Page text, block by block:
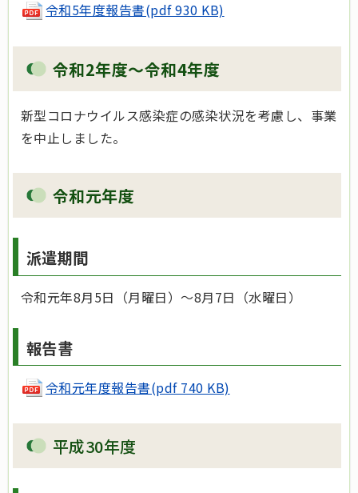
令和5年度報告書(pdf 930 KB)
令和2年度～令和4年度
新型コロナウイルス感染症の感染状況を考慮し、事業
を中止しました。
令和元年度
派遣期間
令和元年8月5日（月曜日）～8月7日（水曜日）
報告書
令和元年度報告書(pdf 740 KB)
平成30年度